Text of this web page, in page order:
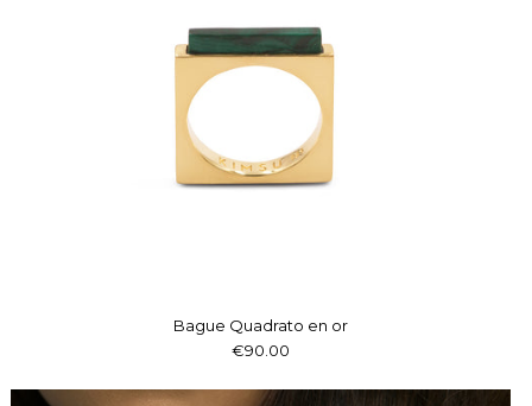
Bague Quadrato en or
€90.00